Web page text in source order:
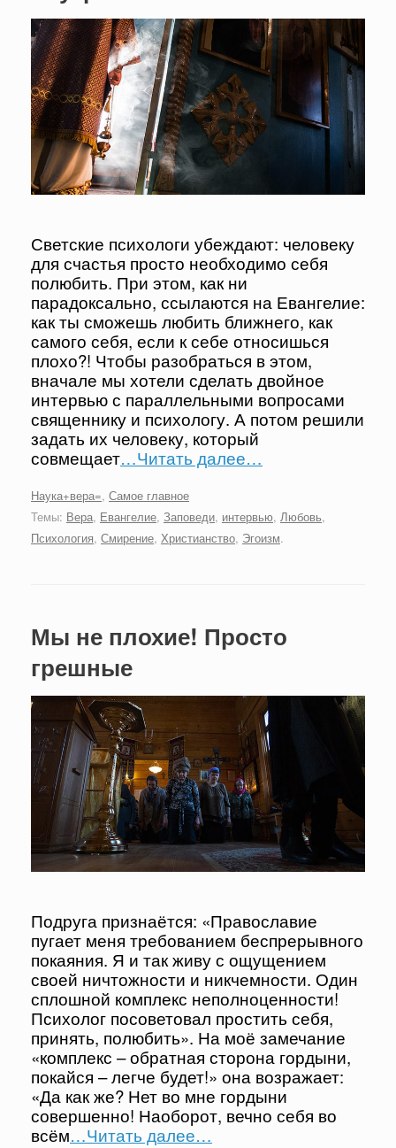
Светские психологи убеждают: человеку
для счастья просто необходимо себя
полюбить. При этом, как ни
парадоксально, ссылаются на Евангелие:
как ты сможешь любить ближнего, как
самого себя, если к себе относишься
плохо?! Чтобы разобраться в этом,
вначале мы хотели сделать двойное
интервью с параллельными вопросами
священнику и психологу. А потом решили
задать их человеку, который
совмещает…Читать далее…
Наука+вера=, Самое главное
Темы: Вера, Евангелие, Заповеди, интервью, Любовь,
Психология, Смирение, Христианство, Эгоизм.
Мы не плохие! Просто
грешные
Подруга признаётся: «Православие
пугает меня требованием беспрерывного
покаяния. Я и так живу с ощущением
своей ничтожности и никчемности. Один
сплошной комплекс неполноценности!
Психолог посоветовал простить себя,
принять, полюбить». На моё замечание
«комплекс – обратная сторона гордыни,
покайся – легче будет!» она возражает:
«Да как же? Нет во мне гордыни
совершенно! Наоборот, вечно себя во
всём…Читать далее…